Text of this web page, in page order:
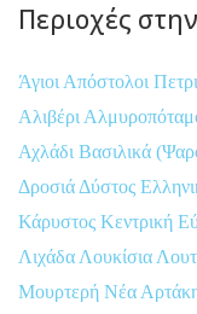
Περιοχές
Άγιοι Απόστολοι
Αλιβέρι
Αχλάδι Βασιλικά
Δροσιά Δύστος
Κάρυστος Κεντρική
Λιχάδα Λουκίσια
Μουρτερή Νέα